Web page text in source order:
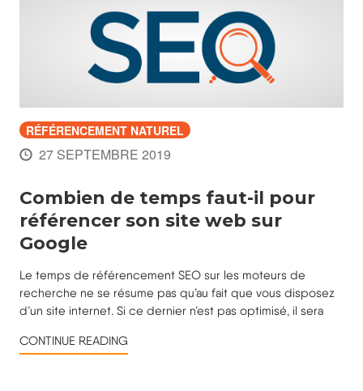
RÉFÉRENCEMENT NATUREL
27 SEPTEMBRE 2019
Combien de temps faut-il pour
référencer son site web sur
Google
Le temps de référencement SEO sur les moteurs de
recherche ne se résume pas qu’au fait que vous disposez
d’un site internet. Si ce dernier n’est pas optimisé, il sera
CONTINUE READING